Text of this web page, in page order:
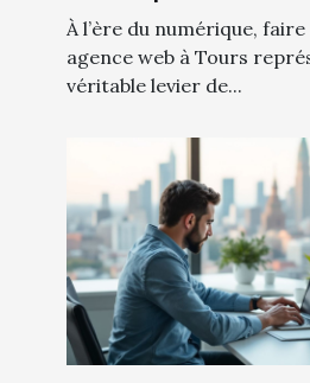
entreprise locale
À l’ère du numérique,
agence web à Tours
véritable levier de...